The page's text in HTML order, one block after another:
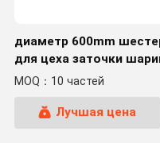
диаметр 600mm
для цеха заточки
MOQ：10 частей
Лучшая цена